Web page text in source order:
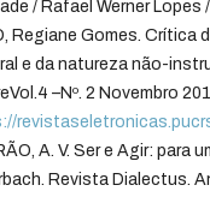
/ Rafael Werner
Regiane Gomes. Crítica
e da natureza não-
–Nº. 2 Novembro
A. V. Ser e Agir: para
Revista Dialectus.